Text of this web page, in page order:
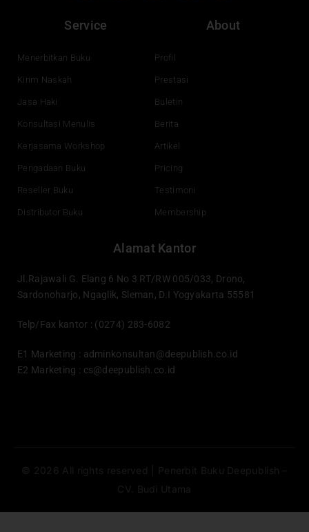
e
b
o
e
n
t
a
Service
Menerbitkan Buku
Kirim Naskah
Jasa Haki
Konsultasi Menulis
Kerjasama Workshop
Pengadaan Buku
Reseller Buku
Distributor Buku
About
Profil
Prestasi
Buletin
Berita
Artikel
Pricing
Testimoni
Membership
Alamat Kantor
Jl.Rajawali G. Elang 6 No 3 RT/RW 005/033, Drono,
Sardonoharjo, Ngaglik, Sleman, D.I Yogyakarta 55581
Telp/Fax kantor : (0274) 283-6082
E1 Marketing : adminkonsultan@deepublish.co.id
E2 Marketing : cs@deepublish.co.id
© 2026 All rights reserved | Penerbit Buku Deepublish –
CV. Budi Utama